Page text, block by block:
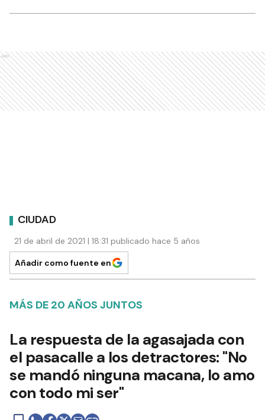
Ads
CIUDAD
21 de abril de 2021 | 18:31 publicado hace 5 años
Añadir como fuente en
MÁS DE 20 AÑOS JUNTOS
La respuesta de la agasajada con
el pasacalle a los detractores: "No
se mandó ninguna macana, lo amo
con todo mi ser"